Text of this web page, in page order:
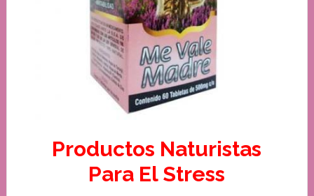
Productos Naturistas
Para El Stress